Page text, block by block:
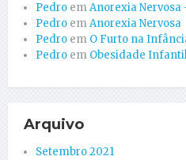
Pedro emAnorexia Nervosa
Pedro emAnorexia Nervosa
Pedro em O Furto na
Pedro em Obesidade
Arquivo
Setembro 2021